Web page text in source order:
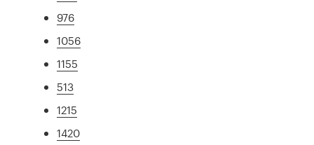
976
1056
1155
513
1215
1420